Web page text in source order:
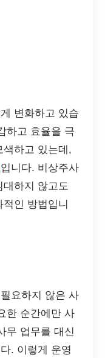
변화하고 있습
하고 효율을 극
하고 있는데,
입니다. 비상주사
대하지 않고도
인 방법입니
요하지 않은 사
한 순간에만 사
무 업무를 대신
. 이렇게 운영